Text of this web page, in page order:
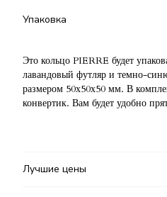
Упаковка
Это кольцо PIERRE будет
лавандовый футляр и темно-
размером 50х50х50 мм. В
конвертик. Вам будет удобно
Лучшие цены